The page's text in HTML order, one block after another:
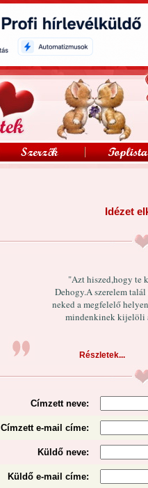
Idézet
"Azt hiszed,hogy te
Dehogy.A szerelem
neked a megfelelő
mindenkinek kijelöli
Részletek...
Címzett neve:
Címzett e-mail címe:
Küldő neve:
Küldő e-mail címe: